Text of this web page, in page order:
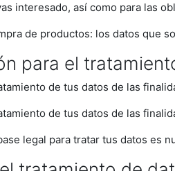
interesado, así como para las
de productos: los datos que
para el
de tus datos de las
de tus datos de las
legal para tratar tus datos